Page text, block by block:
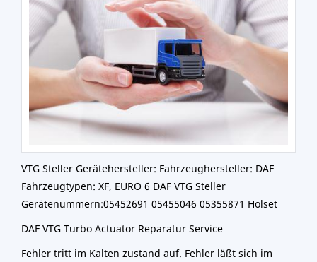
VTG Steller Gerätehersteller: Fahrzeughersteller: DAF
Fahrzeugtypen: XF, EURO 6 DAF VTG Steller
Gerätenummern:05452691 05455046 05355871 Holset
DAF VTG Turbo Actuator Reparatur Service
Fehler tritt im Kalten zustand auf. Fehler läßt sich im